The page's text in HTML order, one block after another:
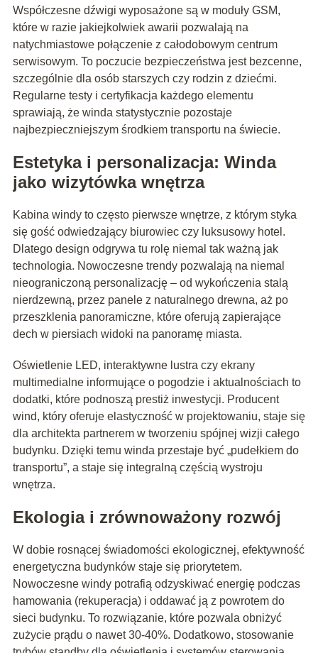
Współczesne dźwigi wyposażone są w moduły GSM,
które w razie jakiejkolwiek awarii pozwalają na
natychmiastowe połączenie z całodobowym centrum
serwisowym. To poczucie bezpieczeństwa jest bezcenne,
szczególnie dla osób starszych czy rodzin z dziećmi.
Regularne testy i certyfikacja każdego elementu
sprawiają, że winda statystycznie pozostaje
najbezpieczniejszym środkiem transportu na świecie.
Estetyka i personalizacja: Winda
jako wizytówka wnętrza
Kabina windy to często pierwsze wnętrze, z którym styka
się gość odwiedzający biurowiec czy luksusowy hotel.
Dlatego design odgrywa tu rolę niemal tak ważną jak
technologia. Nowoczesne trendy pozwalają na niemal
nieograniczoną personalizację – od wykończenia stalą
nierdzewną, przez panele z naturalnego drewna, aż po
przeszklenia panoramiczne, które oferują zapierające
dech w piersiach widoki na panoramę miasta.
Oświetlenie LED, interaktywne lustra czy ekrany
multimedialne informujące o pogodzie i aktualnościach to
dodatki, które podnoszą prestiż inwestycji. Producent
wind, który oferuje elastyczność w projektowaniu, staje się
dla architekta partnerem w tworzeniu spójnej wizji całego
budynku. Dzięki temu winda przestaje być „pudełkiem do
transportu”, a staje się integralną częścią wystroju
wnętrza.
Ekologia i zrównoważony rozwój
W dobie rosnącej świadomości ekologicznej, efektywność
energetyczna budynków staje się priorytetem.
Nowoczesne windy potrafią odzyskiwać energię podczas
hamowania (rekuperacja) i oddawać ją z powrotem do
sieci budynku. To rozwiązanie, które pozwala obniżyć
zużycie prądu o nawet 30-40%. Dodatkowo, stosowanie